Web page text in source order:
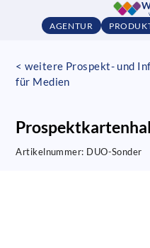
AGENTUR
< weitere Prospekt- und
für Medien
Artikelnummer: DUO-Sonder